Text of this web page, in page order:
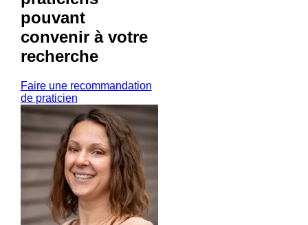
pouvant
convenir à votre
recherche
Faire une recommandation
de praticien